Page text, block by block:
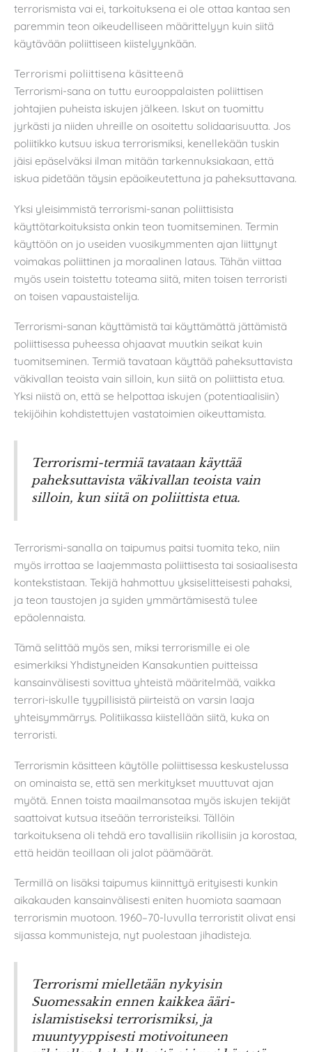
terrorismista vai ei, tarkoituksena ei ole ottaa kantaa sen
paremmin teon oikeudelliseen määrittelyyn kuin siitä
käytävään poliittiseen kiistelyynkään.
Terrorismi poliittisena käsitteenä
Terrorismi-sana on tuttu eurooppalaisten poliittisen
johtajien puheista iskujen jälkeen. Iskut on tuomittu
jyrkästi ja niiden uhreille on osoitettu solidaarisuutta. Jos
poliitikko kutsuu iskua terrorismiksi, kenellekään tuskin
jäisi epäselväksi ilman mitään tarkennuksiakaan, että
iskua pidetään täysin epäoikeutettuna ja paheksuttavana.
Yksi yleisimmistä terrorismi-sanan poliittisista
käyttötarkoituksista onkin teon tuomitseminen. Termin
käyttöön on jo useiden vuosikymmenten ajan liittynyt
voimakas poliittinen ja moraalinen lataus. Tähän viittaa
myös usein toistettu toteama siitä, miten toisen terroristi
on toisen vapaustaistelija.
Terrorismi-sanan käyttämistä tai käyttämättä jättämistä
poliittisessa puheessa ohjaavat muutkin seikat kuin
tuomitseminen. Termiä tavataan käyttää paheksuttavista
väkivallan teoista vain silloin, kun siitä on poliittista etua.
Yksi niistä on, että se helpottaa iskujen (potentiaalisiin)
tekijöihin kohdistettujen vastatoimien oikeuttamista.
Terrorismi-termiä tavataan käyttää
paheksuttavista väkivallan teoista vain
silloin, kun siitä on poliittista etua.
Terrorismi-sanalla on taipumus paitsi tuomita teko, niin
myös irrottaa se laajemmasta poliittisesta tai sosiaalisesta
kontekstistaan. Tekijä hahmottuu yksiselitteisesti pahaksi,
ja teon taustojen ja syiden ymmärtämisestä tulee
epäolennaista.
Tämä selittää myös sen, miksi terrorismille ei ole
esimerkiksi Yhdistyneiden Kansakuntien puitteissa
kansainvälisesti sovittua yhteistä määritelmää, vaikka
terrori-iskulle tyypillisistä piirteistä on varsin laaja
yhteisymmärrys. Politiikassa kiistellään siitä, kuka on
terroristi.
Terrorismin käsitteen käytölle poliittisessa keskustelussa
on ominaista se, että sen merkitykset muuttuvat ajan
myötä. Ennen toista maailmansotaa myös iskujen tekijät
saattoivat kutsua itseään terroristeiksi. Tällöin
tarkoituksena oli tehdä ero tavallisiin rikollisiin ja korostaa,
että heidän teoillaan oli jalot päämäärät.
Termillä on lisäksi taipumus kiinnittyä erityisesti kunkin
aikakauden kansainvälisesti eniten huomiota saamaan
terrorismin muotoon. 1960–70-luvulla terroristit olivat ensi
sijassa kommunisteja, nyt puolestaan jihadisteja.
Terrorismi mielletään nykyisin
Suomessakin ennen kaikkea ääri-
islamistiseksi terrorismiksi, ja
muuntyyppisesti motivoituneen